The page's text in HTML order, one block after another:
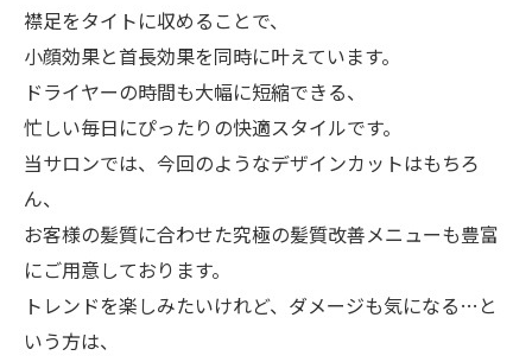
襟足をタイトに収めることで、
小顔効果と首長効果を同時に叶えています。
ドライヤーの時間も大幅に短縮できる、
忙しい毎日にぴったりの快適スタイルです。
​当サロンでは、今回のようなデザインカットはもちろ
ん、
お客様の髪質に合わせた究極の髪質改善メニューも豊富
にご用意しております。
トレンドを楽しみたいけれど、ダメージも気になる…と
いう方は、